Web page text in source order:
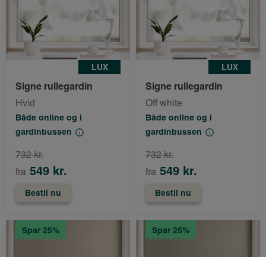
LUX
Signe rullegardin
Hvid
Både online og i
gardinbussen
fra 549 kr.
732 kr.
Bestil nu
LUX
Signe rullegardin
Off white
Både online og i
gardinbussen
fra 549 kr.
732 kr.
Bestil nu
Spar 25% Spar 25%